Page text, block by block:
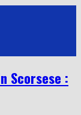
Scorsese :